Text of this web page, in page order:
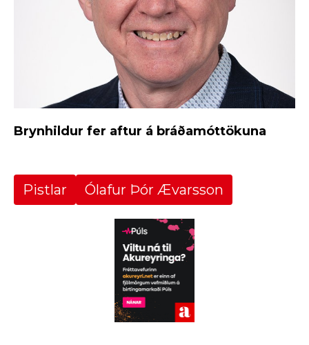
Brynhildur fer aftur á bráðamóttökuna
Pistlar Ólafur Þór Ævarsson